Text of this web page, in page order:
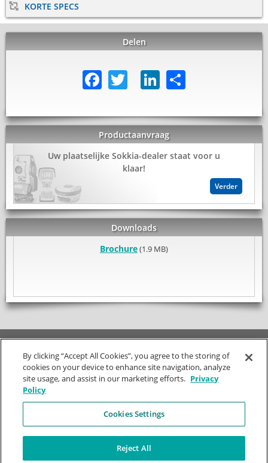
KORTE SPECS
Delen
Facebook
TwitterLinkedIn
Productaanvraag
Uw plaatselijke Sokkia-dealer staat voor u
klaar!
Verder
Downloads
Brochure(1.9 MB)
World Headquarters
Bedrijf
Over ons
Outlet store
Stay Connected
Wiekenweg 58
3815 KL
Nederland
By clicking “Accept All Cookies”, you agree to the storing of
cookies on your device to enhance site navigation, analyze
site usage, and assist in our marketing efforts. Privacy
Policy
Cookies Settings
Reject All